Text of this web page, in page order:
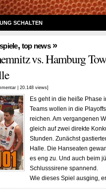
SCHALTEN
, top news»
vs. Hamburg
| 20.148 views]
Es geht in die heiße Phase
Teams wollen in die
reichen. Am vergangenen
gleich auf zwei direkte
Stunden. Zunächst
Halle. Die Hanseaten
es eng zu. Und auch beim
Schlusssirene spannend.
Wie dieses Spiel ausging,